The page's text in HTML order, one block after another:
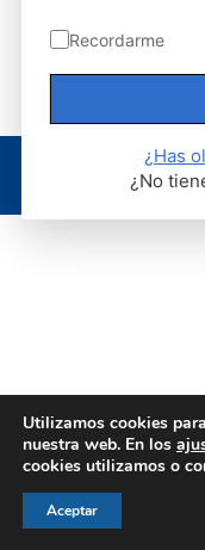
© AEGH -
Aviso legal|
Utilizamos cookies
nuestra web. En los
cookies utilizamos o
Aceptar
Recordarme
¿Has
¿No